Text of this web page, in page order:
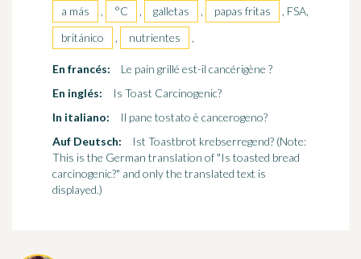
a más
, °C , galletas , papas fritas
, FSA,
británico
, nutrientes ,
En francés:
Le pain grillé est-il cancérigène ?
En inglés:
Is Toast Carcinogenic?
In italiano:
Il pane tostato è cancerogeno?
Auf Deutsch:
Ist Toastbrot krebserregend? (Note:
This is the German translation of "Is toasted bread
carcinogenic?" and only the translated text is
displayed.)